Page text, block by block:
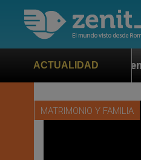
ACTUALIDAD
ayuda a Marco Rubio
MATRIMONIO Y FAMILIA